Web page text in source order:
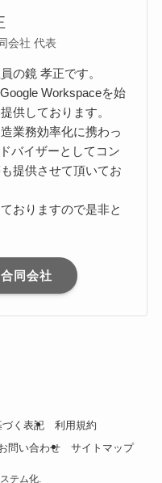
会社 代表
の鏡 孝正です。
Workspaceを始
供しております。
業務効率化に携わっ
バイザーとしてコン
提供させて頂いてお
おりますので是非と
同会社
く表記
利用規約
問い合わせ サイトマップ
テム化.